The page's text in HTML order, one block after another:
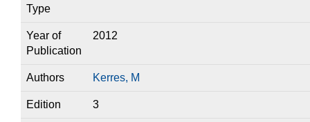
Type
Year of
Publication
2012
Authors Kerres, M
Edition 3